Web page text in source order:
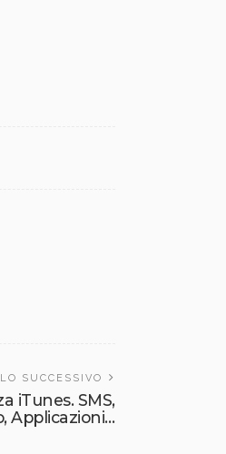
SUCCESSIVO
iTunes. SMS,
Applicazioni…